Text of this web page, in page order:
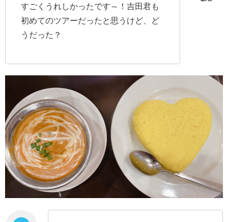
すごくうれしかったです～！吉田君も
初めてのツアーだったと思うけど、ど
うだった？